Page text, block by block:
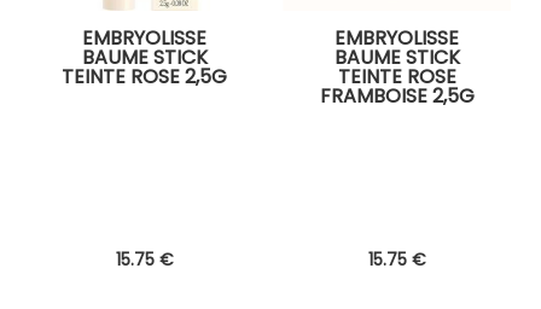
EMBRYOLISSE
BAUME STICK
TEINTE ROSE 2,5G
15.75 €
EMBRYOLISSE
BAUME STICK
TEINTE ROSE
FRAMBOISE 2,5G
15.75 €